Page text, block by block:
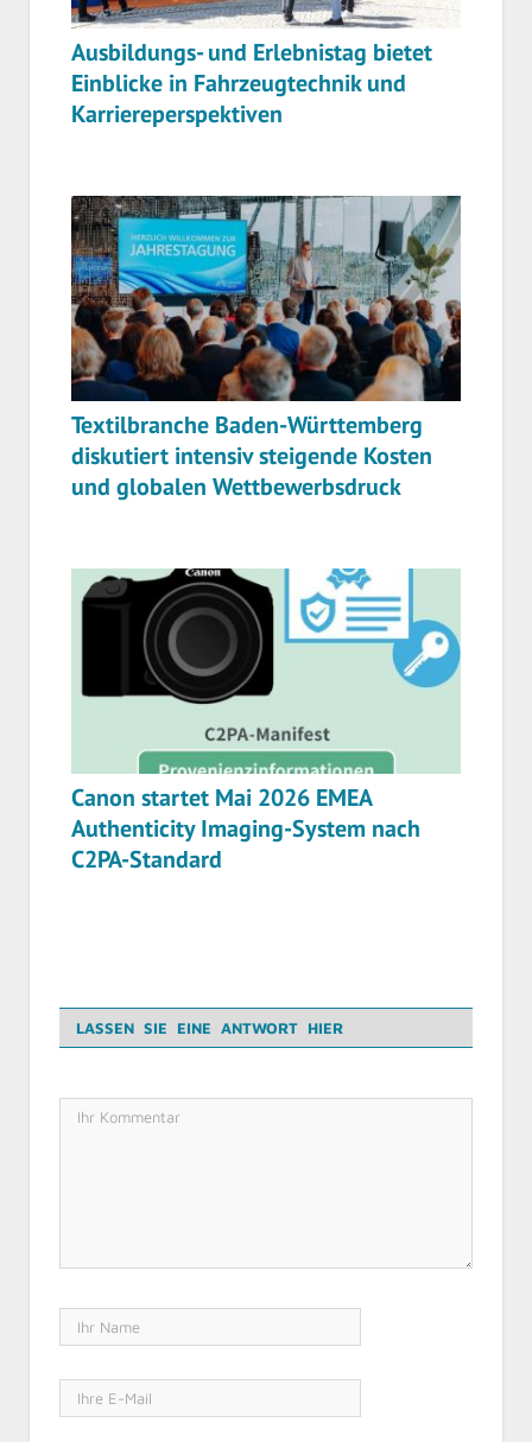
Ausbildungs- und Erlebnistag bietet
Einblicke in Fahrzeugtechnik und
Karriereperspektiven
Textilbranche Baden-Württemberg
diskutiert intensiv steigende Kosten
und globalen Wettbewerbsdruck
Canon startet Mai 2026 EMEA
Authenticity Imaging-System nach
C2PA-Standard
LASSEN SIE EINE ANTWORT HIER